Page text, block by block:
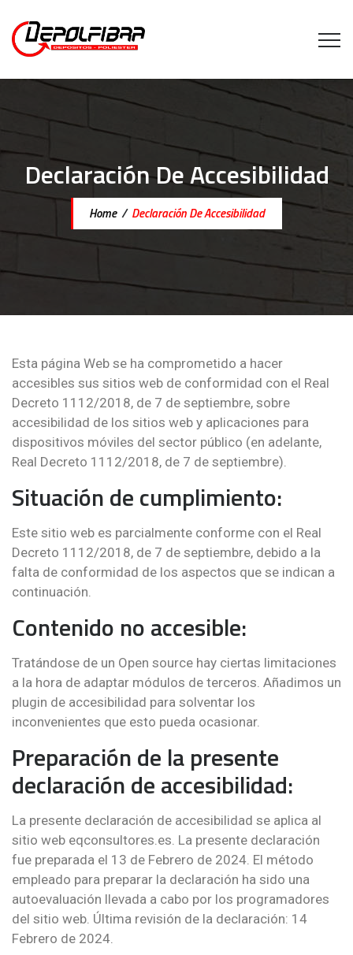
Declaración De Accesibilidad
Home/ Declaración De Accesibilidad
Esta página Web se ha comprometido a hacer
accesibles sus sitios web de conformidad con el Real
Decreto 1112/2018, de 7 de septiembre, sobre
accesibilidad de los sitios web y aplicaciones para
dispositivos móviles del sector público (en adelante,
Real Decreto 1112/2018, de 7 de septiembre).
Situación de cumplimiento:
Este sitio web es parcialmente conforme con el Real
Decreto 1112/2018, de 7 de septiembre, debido a la
falta de conformidad de los aspectos que se indican a
continuación.
Contenido no accesible:
Tratándose de un Open source hay ciertas limitaciones
a la hora de adaptar módulos de terceros. Añadimos un
plugin de accesibilidad para solventar los
inconvenientes que esto pueda ocasionar.
Preparación de la presente
declaración de accesibilidad:
La presente declaración de accesibilidad se aplica al
sitio web eqconsultores.es. La presente declaración
fue preparada el 13 de Febrero de 2024. El método
empleado para preparar la declaración ha sido una
autoevaluación llevada a cabo por los programadores
del sitio web. Última revisión de la declaración: 14
Febrero de 2024.